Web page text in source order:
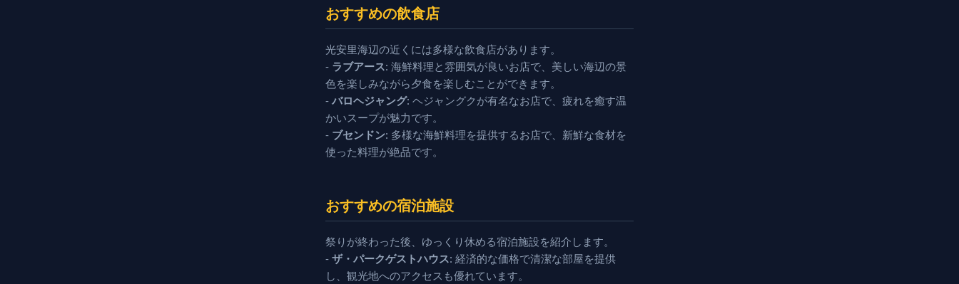
おすすめの飲食店
光安里海辺の近くには多様な飲食店があります。
- ラブアース: 海鮮料理と雰囲気が良いお店で、美しい海辺の景
色を楽しみながら夕食を楽しむことができます。
- バロヘジャング: ヘジャングクが有名なお店で、疲れを癒す温
かいスープが魅力です。
- ブセンドン: 多様な海鮮料理を提供するお店で、新鮮な食材を
使った料理が絶品です。
おすすめの宿泊施設
祭りが終わった後、ゆっくり休める宿泊施設を紹介します。
- ザ・パークゲストハウス: 経済的な価格で清潔な部屋を提供
し、観光地へのアクセスも優れています。